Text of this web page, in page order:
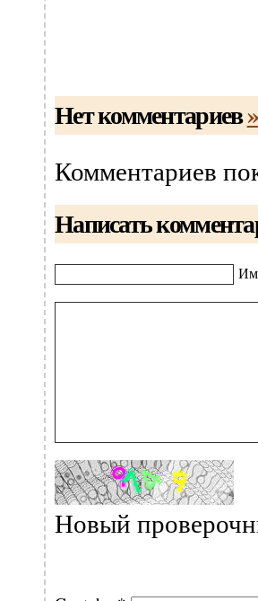
Нет комментариев»
Комментариев
Написать
Новый